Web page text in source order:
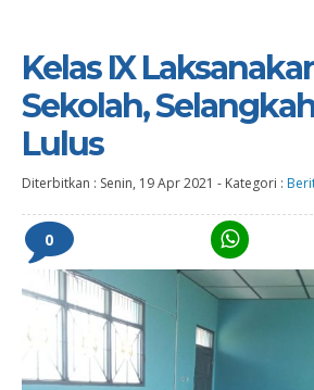
Kelas IX
Sekolah,
Lulus
Diterbitkan : Senin, 19 Apr 2021 - Kategori :
0